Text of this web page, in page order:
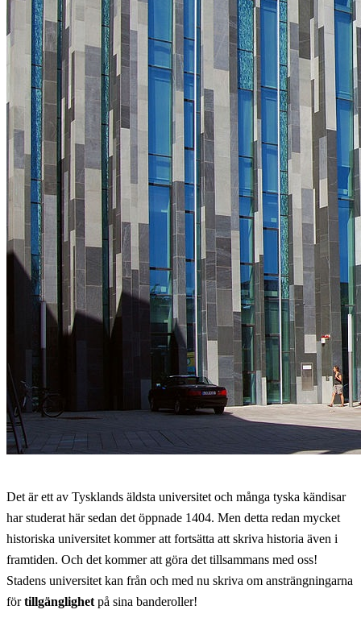
Det är ett av Tysklands äldsta universitet och många tyska kändisar
har studerat här sedan det öppnade 1404. Men detta redan mycket
historiska universitet kommer att fortsätta att skriva historia även i
framtiden. Och det kommer att göra det tillsammans med oss!
Stadens universitet kan från och med nu skriva om ansträngningarna
förtillgänglighet på sina banderoller!